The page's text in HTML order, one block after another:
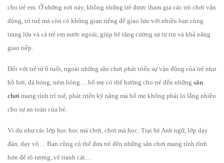
cho trẻ em. Ở những nơi này, không những trẻ được tham gia các trò chơi vận
động, trí tuệ mà còn có không gian riêng để giao lưu với nhiều bạn cùng
trang lứa và cả trẻ em nước ngoài, giúp bé tăng cường sự tự tin và khả năng
giao tiếp.
Đối với trẻ từ 6 tuổi, ngoài những sân chơi phát triển sự vận động của trẻ như
hồ bơi, đá bóng, ném bóng… bố mẹ có thể hướng cho trẻ đến những sân
chơi mang tính trí tuệ, phát triển kỹ năng mà bố mẹ không phải lo lắng nhiều
cho sự an toàn của bé.
Ví dụ như các lớp học học mà chơi, chơi mà học: Trại hè Anh ngữ, lớp dạy
đàn, dạy võ… Bạn cũng có thể đưa trẻ đến những sân chơi mang tính tĩnh
hơn để tô tượng, vẽ tranh cát…